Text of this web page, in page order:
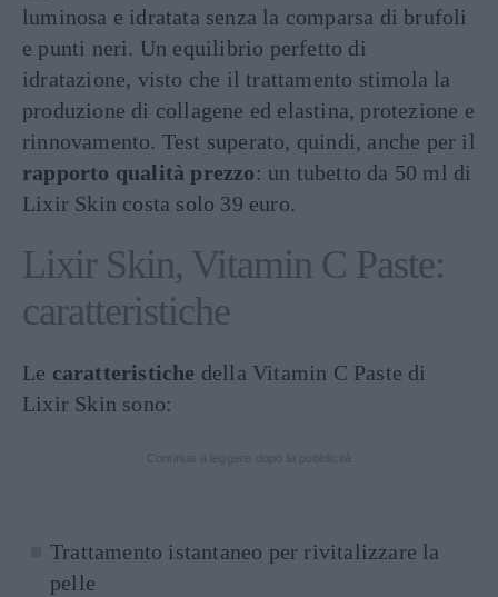
luminosa e idratata senza la comparsa di brufoli
e punti neri. Un equilibrio perfetto di
idratazione, visto che il trattamento stimola la
produzione di collagene ed elastina, protezione e
rinnovamento. Test superato, quindi, anche per il
rapporto qualità prezzo: un tubetto da 50 ml di
Lixir Skin costa solo 39 euro.
Lixir Skin, Vitamin C Paste:
caratteristiche
Le caratteristiche della Vitamin C Paste di
Lixir Skin sono:
Trattamento istantaneo per rivitalizzare la
pelle